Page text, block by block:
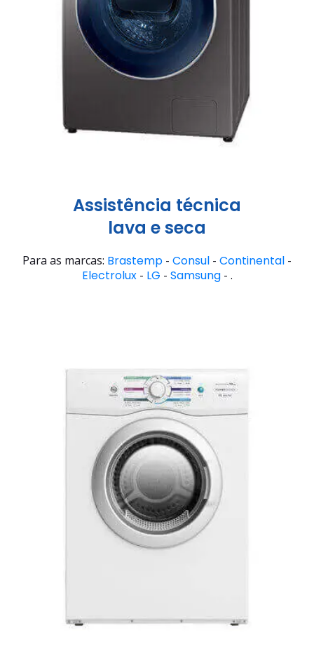
Assistência técnica
lava e seca
Para as marcas: Brastemp - Consul - Continental -
Electrolux- LG - Samsung- .